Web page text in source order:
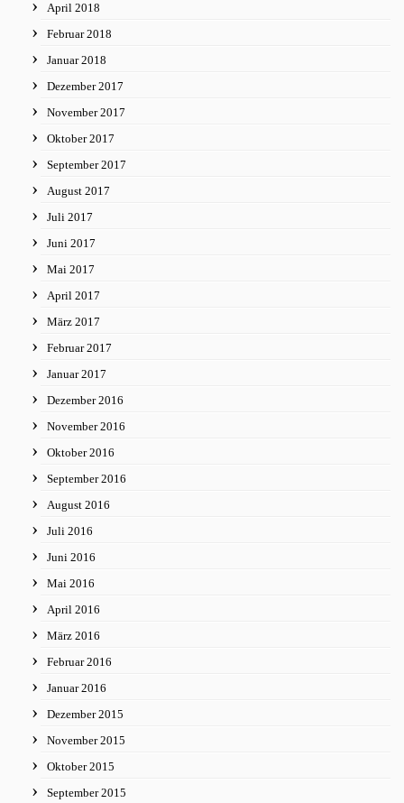
April 2018
Februar 2018
Januar 2018
Dezember 2017
November 2017
Oktober 2017
September 2017
August 2017
Juli 2017
Juni 2017
Mai 2017
April 2017
März 2017
Februar 2017
Januar 2017
Dezember 2016
November 2016
Oktober 2016
September 2016
August 2016
Juli 2016
Juni 2016
Mai 2016
April 2016
März 2016
Februar 2016
Januar 2016
Dezember 2015
November 2015
Oktober 2015
September 2015